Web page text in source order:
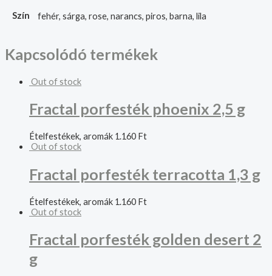
Szín fehér, sárga, rose, narancs, piros, barna, lila
Kapcsolódó termékek
Out of stock
Fractal porfesték phoenix 2,5 g
Ételfestékek, aromák 1.160 Ft
Out of stock
Fractal porfesték terracotta 1,3 g
Ételfestékek, aromák 1.160 Ft
Out of stock
Fractal porfesték golden desert 2
g